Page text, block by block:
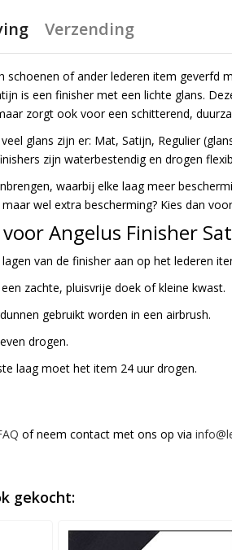
schoenen of ander lederen item geverfd
is een finisher met een lichte glans.
zorgt ook voor een schitterend,
glans zijn er: Mat, Satijn, Regulier
zijn waterbestendig en drogen
waarbij elke laag meer
wel extra bescherming? Kies dan
Angelus Finisher
van de finisher aan op het lederen
zachte, pluisvrije doek of kleine kwast.
gebruikt worden in een airbrush.
drogen.
laag moet het item 24 uur drogen.
of neem contact met ons op via
Verzending
gekocht: